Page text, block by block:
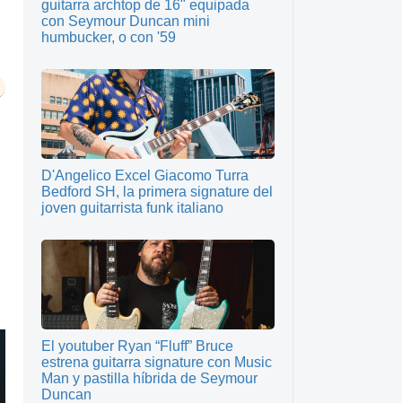
guitarra archtop de 16" equipada
con Seymour Duncan mini
humbucker, o con '59
D'Angelico Excel Giacomo Turra
Bedford SH, la primera signature del
joven guitarrista funk italiano
El youtuber Ryan “Fluff” Bruce
estrena guitarra signature con Music
Man y pastilla híbrida de Seymour
Duncan